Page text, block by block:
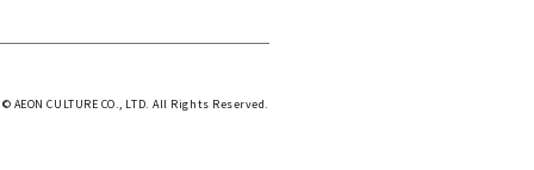
AEON CULTURE CO., LTD. All Rights Reserved.